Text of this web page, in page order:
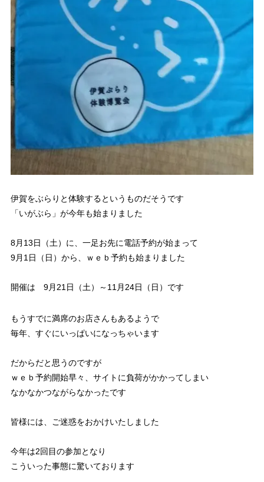
伊賀をぶらりと体験するというものだそうです
「いがぶら」が今年も始まりました
8月13日（土）に、一足お先に電話予約が始まって
9月1日（日）から、ｗｅｂ予約も始まりました
開催は 9月21日（土）～11月24日（日）です
もうすでに満席のお店さんもあるようで
毎年、すぐにいっぱいになっちゃいます
だからだと思うのですが
ｗｅｂ予約開始早々、サイトに負荷がかかってしまい
なかなかつながらなかったです
皆様には、ご迷惑をおかけいたしました
今年は2回目の参加となり
こういった事態に驚いております